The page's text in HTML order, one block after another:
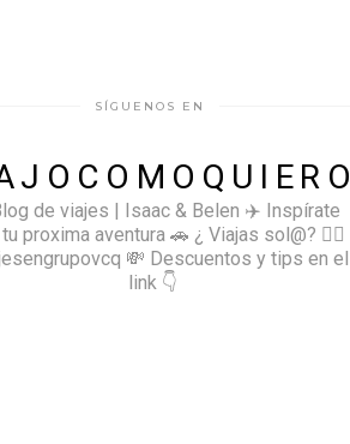
SÍGUENOS EN
de viajes | Isaac & Belen ✈️ Inspírate
proxima aventura 🚗 ¿ Viajas sol@? 👉🏻
💸 Descuentos y tips en el
link 👇